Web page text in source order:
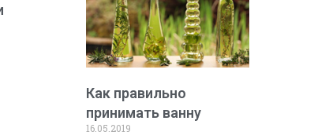
Как правильно
принимать ванну
16.05.2019